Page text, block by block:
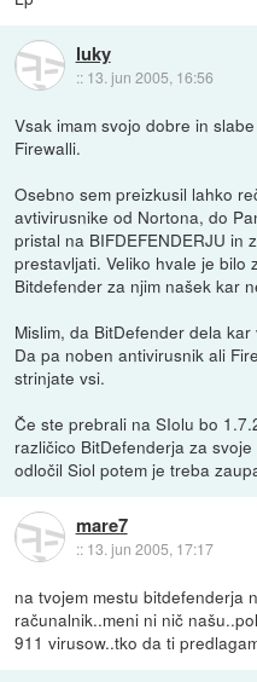
luky
:: 13. jun 2005, 16:56
Vsak imam svojo dobre in
Firewalli.
Osebno sem preizkusil lahko
avtivirusnike od Nortona, do
pristal na BIFDEFENDERJU in
prestavljati. Veliko hvale je bilo
Bitdefender za njim našek kar
Mislim, da BitDefender dela
Da pa noben antivirusnik ali
strinjate vsi.
Če ste prebrali na SIolu bo
različico BitDefenderja za
odločil Siol potem je treba
mare7
:: 13. jun 2005, 17:17
na tvojem mestu bitdefenderja
računalnik..meni ni nič
911 virusow..tko da ti